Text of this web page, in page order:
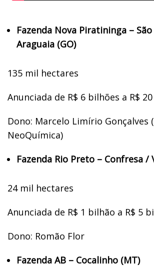
Fazenda Nova Piratininga –
Araguaia (GO)
135 mil hectares
Anunciada de R$ 6 bilhões a R$
Dono: Marcelo Limírio Gonçalves
NeoQuímica)
Fazenda Rio Preto – Confresa /
24 mil hectares
Anunciada de R$ 1 bilhão a R$ 5
Dono: Romão Flor
Fazenda AB – Cocalinho (MT)